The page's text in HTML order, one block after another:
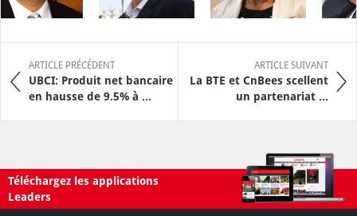
ARTICLE PRÉCÉDENT
UBCI: Produit net bancaire
en hausse de 9.5% à ...
ARTICLE SUIVANT
La BTE et CnBees scellent
un partenariat ...
Téléchargez les applications
Leaders